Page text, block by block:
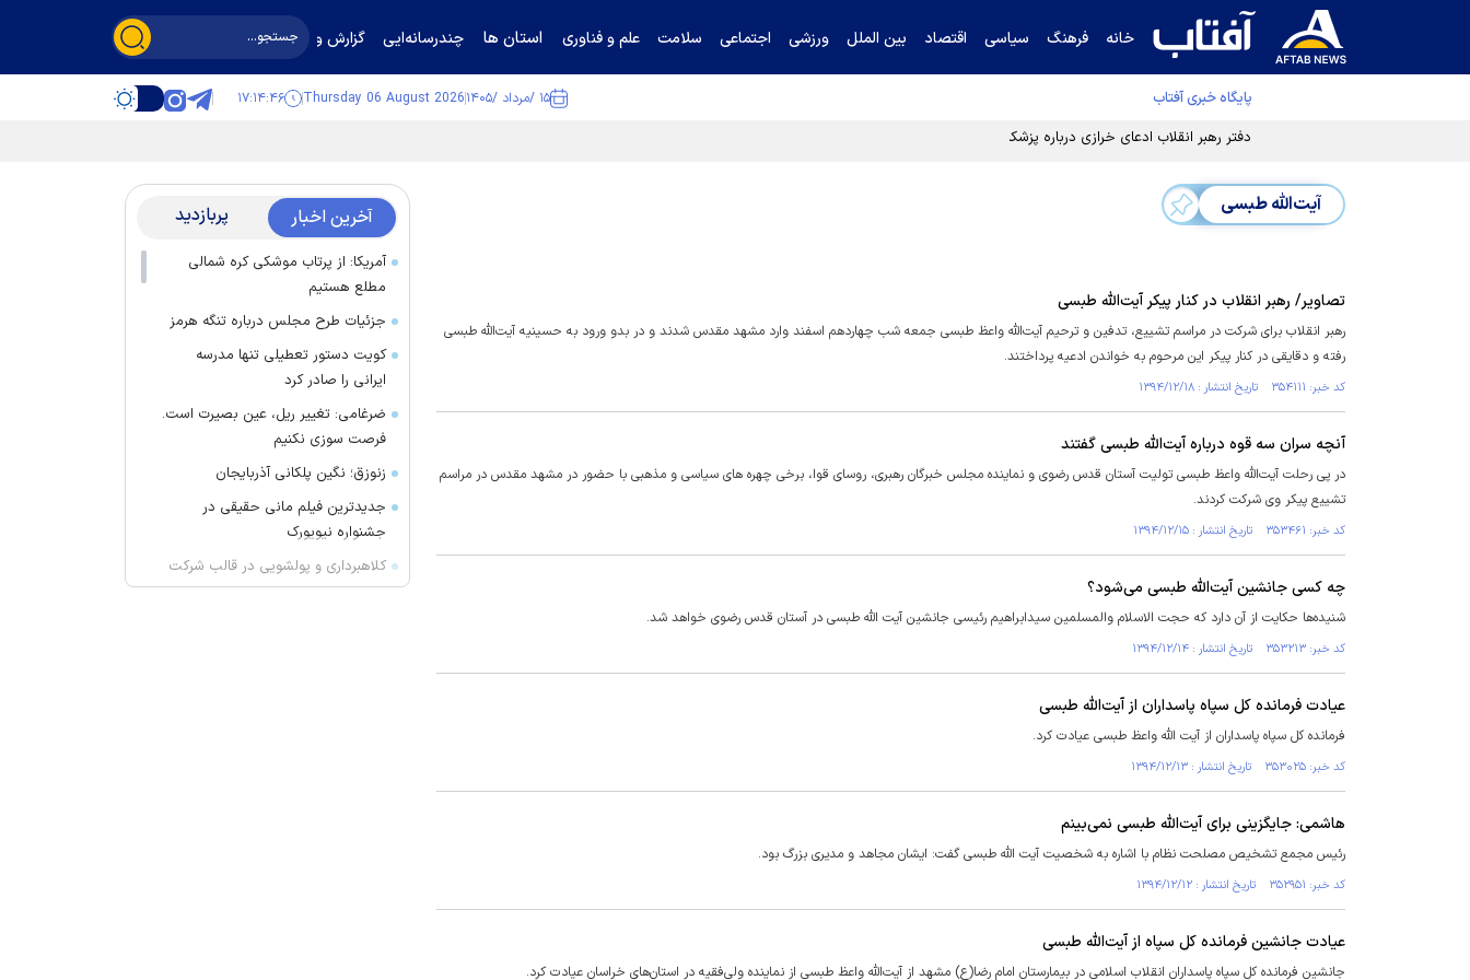
خانه فرهنگ سیاسی اقتصاد بین الملل ورزشی اجتماعی سلامت علم و فناوری استان ها چندرسانه‌ایی گزارش و گفت‌وگو
پایگاه خبری آفتاب ۱۵ /مرداد /۱۴۰۵ Thursday 06 August 2026 ۱۷:۱۴:۴۶
دفتر رهبر انقلاب ادعای خرازی درباره پزشکیان را تکذیب کرد
آیت‌الله طبسی
تصاویر/ رهبر انقلاب در کنار پیکر آیت‌الله طبسی
رهبر انقلاب برای شرکت در مراسم تشییع، تدفین و ترحیم آیت‌الله واعظ طبسی جمعه شب چهاردهم اسفند وارد مشهد مقدس شدند و در بدو ورود به حسینیه آیت‌الله طبسی
رفته و دقایقی در کنار پیکر این مرحوم به خواندن ادعیه پرداختند.
کد خبر: ۳۵۴۱۱۱ تاریخ انتشار : ۱۳۹۴/۱۲/۱۸
آنچه سران سه قوه درباره آیت‌الله طبسی گفتند
در پی رحلت آیت‌الله واعظ طبسی تولیت آستان قدس رضوی و نماینده مجلس خبرگان رهبری، روسای قوا، برخی چهره های سیاسی و مذهبی با حضور در مشهد مقدس در مراسم
تشییع پیکر وی شرکت کردند.
کد خبر: ۳۵۳۴۶۱ تاریخ انتشار : ۱۳۹۴/۱۲/۱۵
چه کسی جانشین آیت‌الله طبسی می‌شود؟
شنیده‌ها حکایت از آن دارد که حجت الاسلام والمسلمین سیدابراهیم رئیسی جانشین آیت الله طبسی در آستان قدس رضوی خواهد شد.
کد خبر: ۳۵۳۲۱۳ تاریخ انتشار : ۱۳۹۴/۱۲/۱۴
عیادت فرمانده کل سپاه پاسداران از آیت‌الله طبسی
فرمانده کل سپاه پاسداران از آیت الله واعظ طبسی عیادت کرد.
کد خبر: ۳۵۳۰۲۵ تاریخ انتشار : ۱۳۹۴/۱۲/۱۳
هاشمی‌: جایگزینی برای آیت‌الله طبسی نمی‌بینم
رئیس مجمع تشخیص مصلحت نظام با اشاره به شخصیت آیت الله طبسی گفت: ایشان مجاهد و مدیری بزرگ بود.
کد خبر: ۳۵۲۹۵۱ تاریخ انتشار : ۱۳۹۴/۱۲/۱۲
عیادت جانشین فرمانده کل سپاه از آیت‌الله طبسی
جانشین فرمانده کل سپاه پاسداران انقلاب اسلامی در بیمارستان امام رضا(ع) مشهد از آیت‌الله واعظ طبسی از نماینده ولی‌فقیه در استان‌های خراسان عیادت کرد.
آخرین اخبار پربازدید
آمریکا: از پرتاب موشکی کره شمالی
مطلع هستیم
جزئیات طرح مجلس درباره تنگه هرمز
کویت دستور تعطیلی تنها مدرسه
ایرانی را صادر کرد
ضرغامی: تغییر ریل، عین بصیرت است.
فرصت سوزی نکنیم
زنوزق؛ نگین پلکانی آذربایجان
جدیدترین فیلم مانی حقیقی در
جشنواره نیویورک
کلاهبرداری و پولشویی در قالب شرکت
مهاجرتی به کانادا